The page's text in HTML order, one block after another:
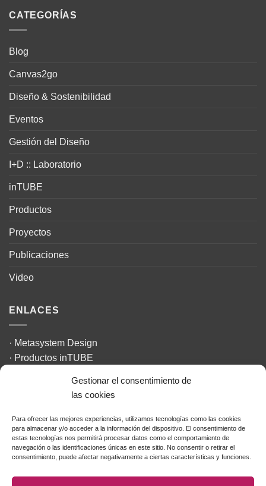
Gestionar el consentimiento de
las cookies
Para ofrecer las mejores experiencias, utilizamos tecnologías como las cookies
para almacenar y/o acceder a la información del dispositivo. El consentimiento de
estas tecnologías nos permitirá procesar datos como el comportamiento de
navegación o las identificaciones únicas en este sitio. No consentir o retirar el
consentimiento, puede afectar negativamente a ciertas características y funciones.
CATEGORÍAS
Blog
Canvas2go
Diseño & Sostenibilidad
Eventos
Gestión del Diseño
I+D :: Laboratorio
inTUBE
Productos
Proyectos
Publicaciones
Video
ENLACES
· Metasystem Design
· Productos inTUBE
INFORMACIÓN LEGAL
Aviso Legal
Política de Cookies